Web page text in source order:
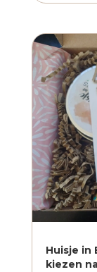
Huisje in
kiezen